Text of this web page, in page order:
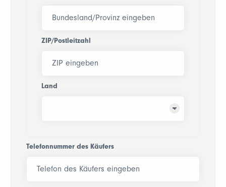
ZIP/Postleitzahl
Land
Telefonnummer des Käufers